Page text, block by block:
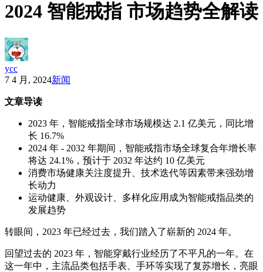
2024 智能戒指 市场趋势全解读
ycc
7 4 月, 2024新闻
文章导读
2023 年，智能戒指全球市场规模达 2.1 亿美元，同比增
长 16.7%
2024 年 - 2032 年期间，智能戒指市场全球复合年增长率
将达 24.1%，预计于 2032 年达约 10 亿美元
消费市场健康关注度提升、技术迭代等因素带来强劲增
长动力
运动健康、外观设计、多样化应用成为智能戒指品类的
发展趋势
转眼间，2023 年已经过去，我们踏入了崭新的 2024 年。
回望过去的 2023 年，智能穿戴行业经历了不平凡的一年。在
这一年中，主流品类包括手表、手环等实现了复苏增长，亮眼